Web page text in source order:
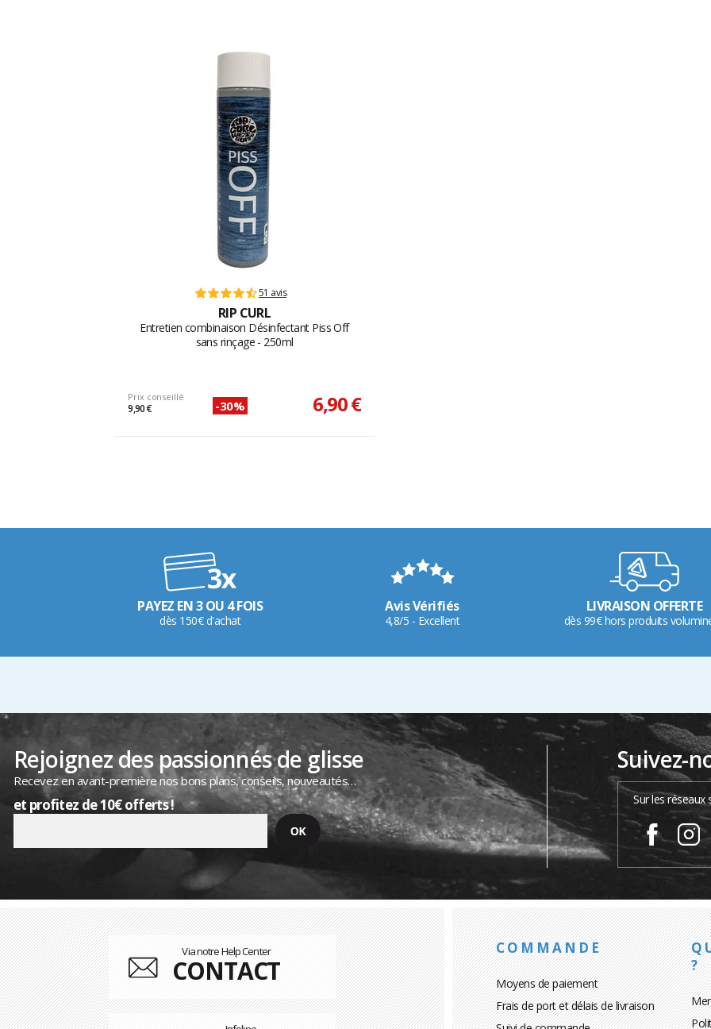
51 avis
RIP CURL
Entretien combinaison Désinfectant Piss Off
sans rinçage - 250ml
Prix conseillé
9,90 € -30% 6,90 €
PAYEZ EN 3 OU 4 FOIS
dès 150€ d'achat
Avis Vérifiés
4,8/5 - Excellent
LIVRAISON OFFERTE
dès 99€ hors produits
Rejoignez des passionnés de glisse
Recevez en avant-première nos bons plans, conseils, nouveautés…
et profitez de 10€ offerts !
Suivez-
Sur les réseaux
Via notre Help Center
CONTACT
COMMANDE
Moyens de paiement
Frais de port et délais de livraison
?